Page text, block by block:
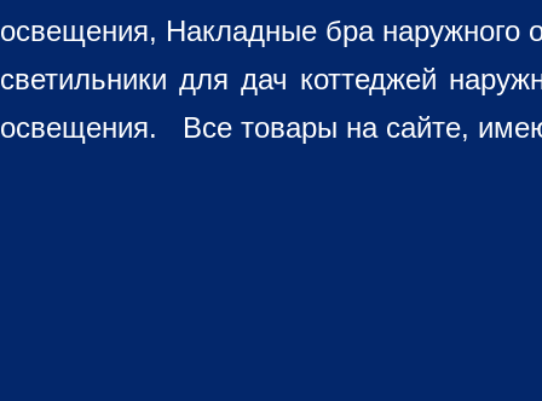
освещения, Накладные бра наружного
светильники для дач коттеджей
освещения. Все товары на сайте,